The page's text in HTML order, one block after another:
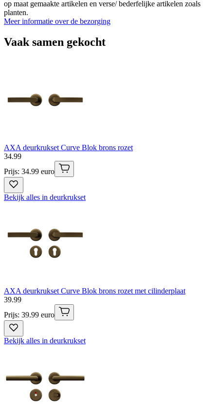
op maat gemaakte artikelen en verse/ bederfelijke artikelen zoals
planten.
Meer informatie over de bezorging
Vaak samen gekocht
AXA deurkrukset Curve Blok brons rozet
34.99
Prijs: 34.99 euro
Bekijk alles in deurkrukset
AXA deurkrukset Curve Blok brons rozet met cilinderplaat
39.99
Prijs: 39.99 euro
Bekijk alles in deurkrukset